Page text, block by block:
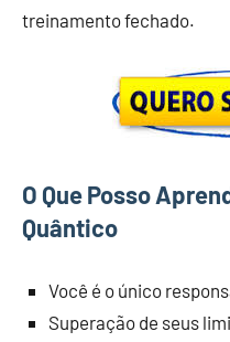
treinamento fechado.
O Que Posso
Quântico
Você é o único
Superação de seus